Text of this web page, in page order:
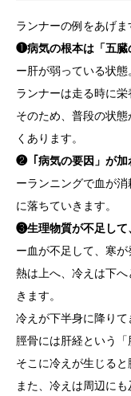
ランナーの例をあげま
❶病気の根本は「五臓
ー肝が弱っている状態
ランナーは走る時に栄
そのため、普段の状
くあります。
❷「病気の要因」が加
ーランニングで血が
に落ちていきます。
❸生理物質が不足して
ー血が不足して、寒が
熱は上へ、冷えは下
きます。
冷えが下半身に降りて
脛骨には肝経という「
そこに冷えが生じると
また、冷えは周辺に